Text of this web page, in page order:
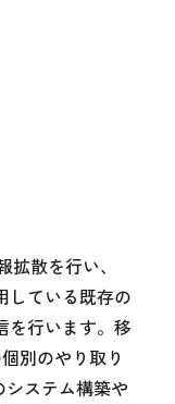
散を行い、
している既存の
を行います。移
別のやり取り
ステム構築や